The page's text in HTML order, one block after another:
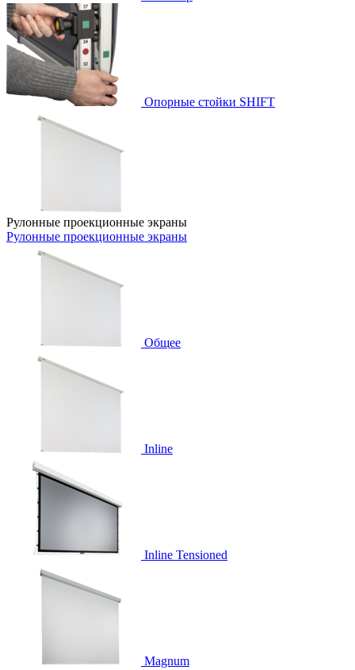
Опорные стойки SHIFT
Рулонные проекционные экраны
Рулонные проекционные экраны
Общее
Inline
Inline Tensioned
Magnum